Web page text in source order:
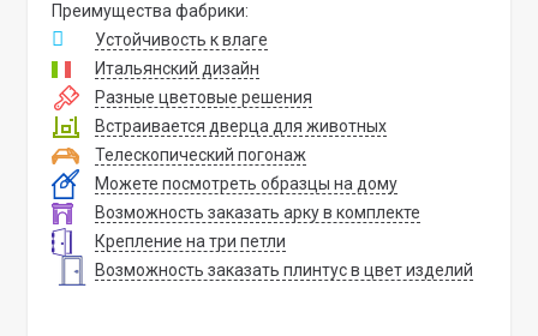
Преимущества фабрики:
Устойчивость к влаге
Итальянский дизайн
Разные цветовые решения
Встраивается дверца для животных
Телескопический погонаж
Можете посмотреть образцы на дому
Возможность заказать арку в комплекте
Крепление на три петли
Возможность заказать плинтус в цвет изделий